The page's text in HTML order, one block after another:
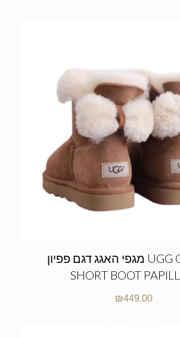
מגפי האגג דגם פפיון UGG CLASSIC
SHORT BOOT
₪449.00